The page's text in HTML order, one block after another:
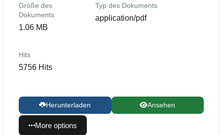
Größe des
Dokuments
1.06 MB
Typ des Dokuments
application/pdf
Hits
5756 Hits
Herunterladen Ansehen
More options